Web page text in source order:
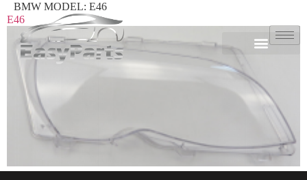
BMW MODEL: E46
E46